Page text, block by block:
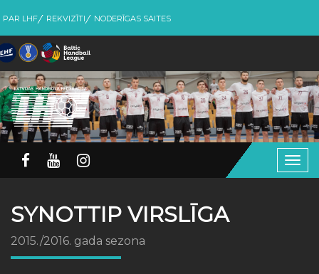
PAR LHF REKVIZĪTI NODERĪGAS SAITES
SYNOTTIP VIRSLĪGA
2015./2016. gada sezona